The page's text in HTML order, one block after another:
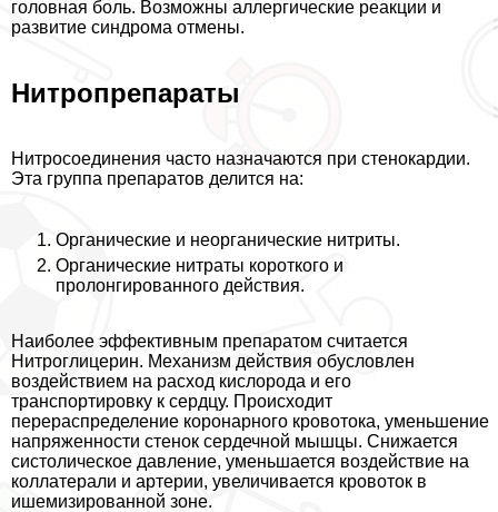
головная боль. Возможны аллергические реакции и
развитие синдрома отмены.
Нитропрепараты
Нитросоединения часто назначаются при стенокардии.
Эта группа препаратов делится на:
Органические и неорганические нитриты.
Органические нитраты короткого и
пролонгированного действия.
Наиболее эффективным препаратом считается
Нитроглицерин. Механизм действия обусловлен
воздействием на расход кислорода и его
трaнcпортировку к сердцу. Происходит
перераспределение коронарного кровотока, уменьшение
напряженности стенок сердечной мышцы. Снижается
систолическое давление, уменьшается воздействие на
коллатерали и артерии, увеличивается кровоток в
ишемизированной зоне.